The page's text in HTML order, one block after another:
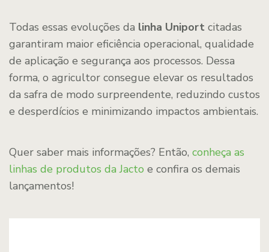
Todas essas evoluções da linha Uniport citadas
garantiram maior eficiência operacional, qualidade
de aplicação e segurança aos processos. Dessa
forma, o agricultor consegue elevar os resultados
da safra de modo surpreendente, reduzindo custos
e desperdícios e minimizando impactos ambientais.
Quer saber mais informações? Então, conheça as
linhas de produtos da Jacto e confira os demais
lançamentos!